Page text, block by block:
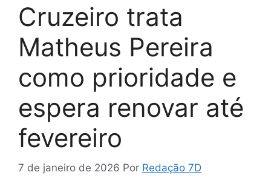
Cruzeiro trata
Matheus Pereira
como prioridade e
espera renovar até
fevereiro
7 de janeiro de 2026 Por Redação 7D